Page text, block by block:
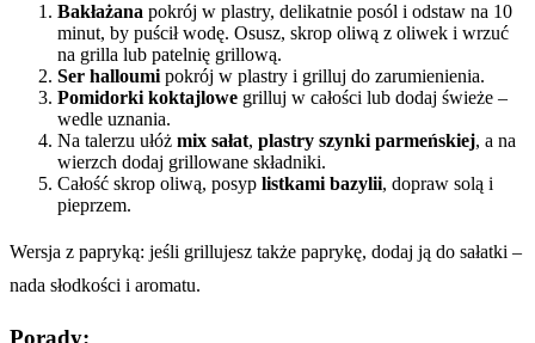
Bakłażana pokrój w plastry, delikatnie posól i odstaw na 10
minut, by puścił wodę. Osusz, skrop oliwą z oliwek i wrzuć
na grilla lub patelnię grillową.
Ser halloumipokrój w plastry i grilluj do zarumienienia.
Pomidorki koktajlowe grilluj w całości lub dodaj świeże –
wedle uznania.
Na talerzu ułóż mix sałat, plastry szynki parmeńskiej, a na
wierzch dodaj grillowane składniki.
Całość skrop oliwą, posyp listkami bazylii, dopraw solą i
pieprzem.
Wersja z papryką: jeśli grillujesz także paprykę, dodaj ją do sałatki –
nada słodkości i aromatu.
Porady: